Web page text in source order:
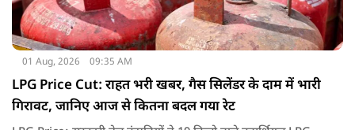
01 Aug, 2026 09:35 AM
LPG Price Cut: राहत भरी खबर, गैस सिलेंडर के दाम में भारी
गिरावट, जानिए आज से कितना बदल गया रेट